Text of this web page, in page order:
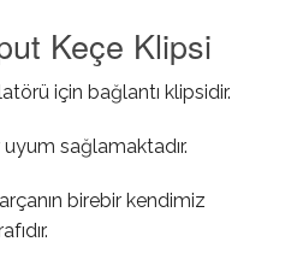
Keçe Klipsi
için bağlantı klipsidir.
sağlamaktadır.
birebir kendimiz